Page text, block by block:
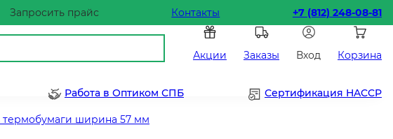
Запросить прайс Контакты +7 (812) 248-08-81
Акции Заказы Вход Корзина
Работа в Оптиком СПБ Сертификация HACCP
термобумаги ширина 57 мм